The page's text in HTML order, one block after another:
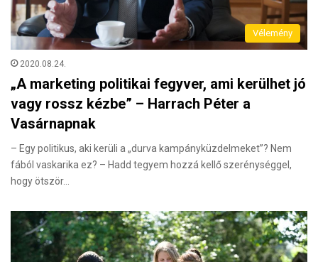
Vélemény
2020.08.24.
„A marketing politikai fegyver, ami kerülhet jó
vagy rossz kézbe” – Harrach Péter a
Vasárnapnak
– Egy politikus, aki kerüli a „durva kampányküzdelmeket”? Nem
fából vaskarika ez? – Hadd tegyem hozzá kellő szerénységgel,
hogy ötször…